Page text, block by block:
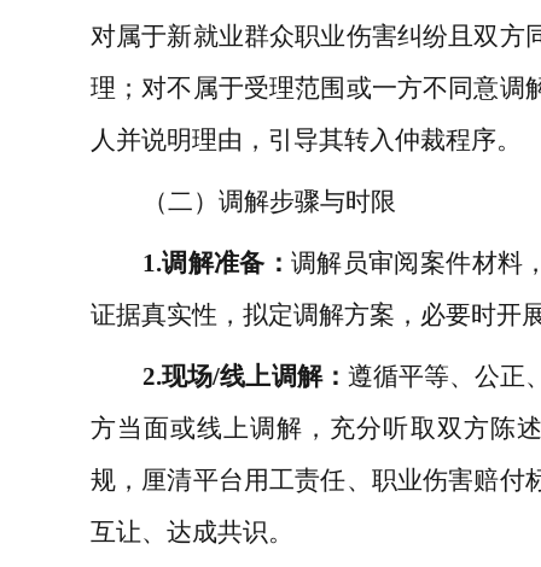
对属于新就业群众职业伤害纠纷且双方
理；对不属于受理范围或一方不同意调
人并说明理由，引导其转入仲裁程序。
（二）调解步骤与时限
1.调解准备：调解员审阅案件材料
证据真实性，拟定调解方案，必要时开
2.现场/线上调解： 遵循平等、公正
方当面或线上调解，充分听取双方陈
规，厘清平台用工责任、职业伤害赔付
互让、达成共识。